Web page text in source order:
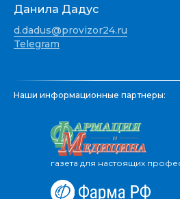
Данила Дадус
d.dadus@provizor24.ru
Telegram
Наши информационные партнеры:
газета для настоящих